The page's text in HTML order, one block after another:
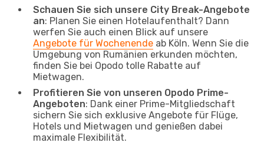
Schauen Sie sich unsere City Break-Angebote
an: Planen Sie einen Hotelaufenthalt? Dann
werfen Sie auch einen Blick auf unsere
Angebote für Wochenende ab Köln. Wenn Sie die
Umgebung von Rumänien erkunden möchten,
finden Sie bei Opodo tolle Rabatte auf
Mietwagen.
Profitieren Sie von unseren Opodo Prime-
Angeboten: Dank einer Prime-Mitgliedschaft
sichern Sie sich exklusive Angebote für Flüge,
Hotels und Mietwagen und genießen dabei
maximale Flexibilität.